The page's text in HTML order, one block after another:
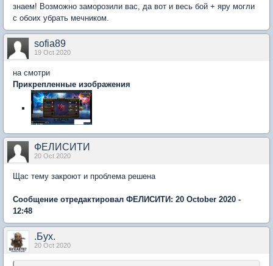
знаем! Возможно заморозили вас, да вот и весь бой + яру могли
с обоих убрать мечником.
sofia89
19 Oct 2020
на смотри
Прикрепленные изображения
ФЕЛИСИТИ
20 Oct 2020
Щас тему закроют и проблема решена
Сообщение отредактировал ФЕЛИСИТИ: 20 October 2020 -
12:48
.Бyx.
20 Oct 2020